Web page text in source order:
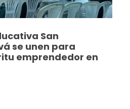
San
se unen para
emprendedor en